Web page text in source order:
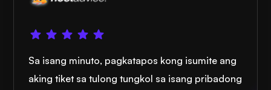
Sa isang minuto, pagkatapos kong isumite ang
aking tiket sa tulong tungkol sa isang pribadong